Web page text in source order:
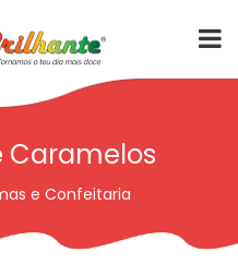
Caramelos
e Confeitaria